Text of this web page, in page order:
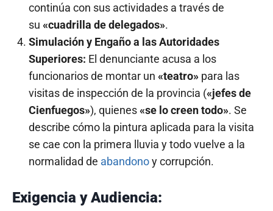
continúa con sus actividades a través de
su «cuadrilla de delegados».
Simulación y Engaño a las Autoridades
Superiores: El denunciante acusa a los
funcionarios de montar un «teatro» para las
visitas de inspección de la provincia («jefes de
Cienfuegos»), quienes«se lo creen todo». Se
describe cómo la pintura aplicada para la visita
se cae con la primera lluvia y todo vuelve a la
normalidad de abandonoy corrupción.
Exigencia y Audiencia: